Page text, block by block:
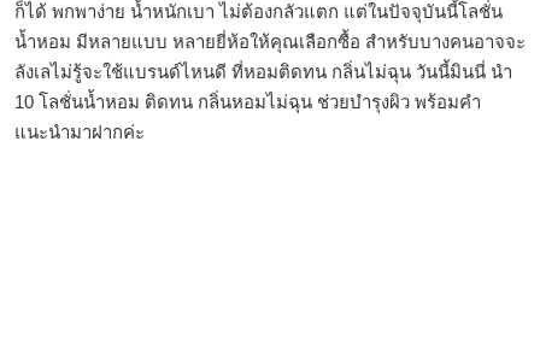
ก็ได้ พกพาง่าย น้ำหนักเบา ไม่ต้องกลัวแตก แต่ในปัจจุบันนี้โลชั่น
น้ำหอม มีหลายแบบ หลายยี่ห้อให้คุณเลือกซื้อ สำหรับบางคนอาจจะ
ลังเลไม่รู้จะใช้แบรนด์ไหนดี ที่หอมติดทน กลิ่นไม่ฉุน วันนี้มินนี่ นำ
10 โลชั่นน้ำหอม ติดทน กลิ่นหอมไม่ฉุน ช่วยบำรุงผิว พร้อมคำ
แนะนำมาฝากค่ะ